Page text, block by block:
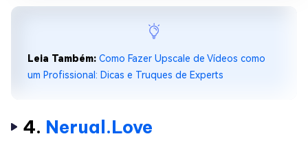
Leia Também: Como Fazer Upscale de Vídeos como
um Profissional: Dicas e Truques de Experts
4. Nerual.Love